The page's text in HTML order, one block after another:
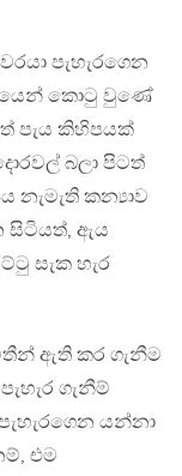
පැහැරගෙන
කොටු වුණේ
පැය කිහිපයක්
බලා පිටත්
නැමැති කන්‍යාව
සිටියත්, ඇය
සැක හැර
ඇති කර ගැනීම
ගැනීම්
යන්නා
එම